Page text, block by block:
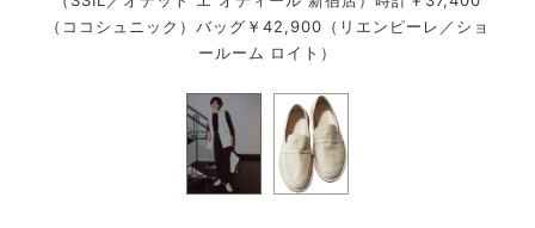
（ココシュニック）バッグ￥42,900（リエンピーレ／ショ
ールーム ロイト）